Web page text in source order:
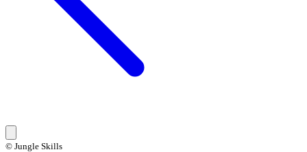
© Jungle Skills